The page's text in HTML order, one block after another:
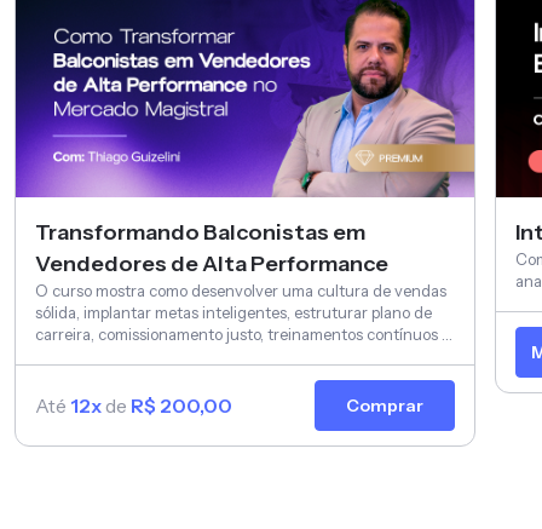
Transformando Balconistas em
Vendedores de Alta Performance
O curso mostra como desenvolver uma cultura de vendas
sólida, implantar metas inteligentes, estruturar plano de
carreira, comissionamento justo, treinamentos contínuos e
Até 12x de R$ 200,00 Comprar